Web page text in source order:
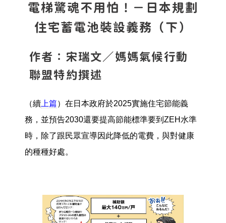
電梯驚魂不用怕！－日本規劃
住宅蓄電池裝設義務（下）
作者：宋瑞文／媽媽氣候行動
聯盟特約撰述
（續上篇）在日本政府於2025實施住宅節能義
務，並預告2030還要提高節能標準要到ZEH水準
時，除了跟民眾宣導因此降低的電費，與對健康
的種種好處。